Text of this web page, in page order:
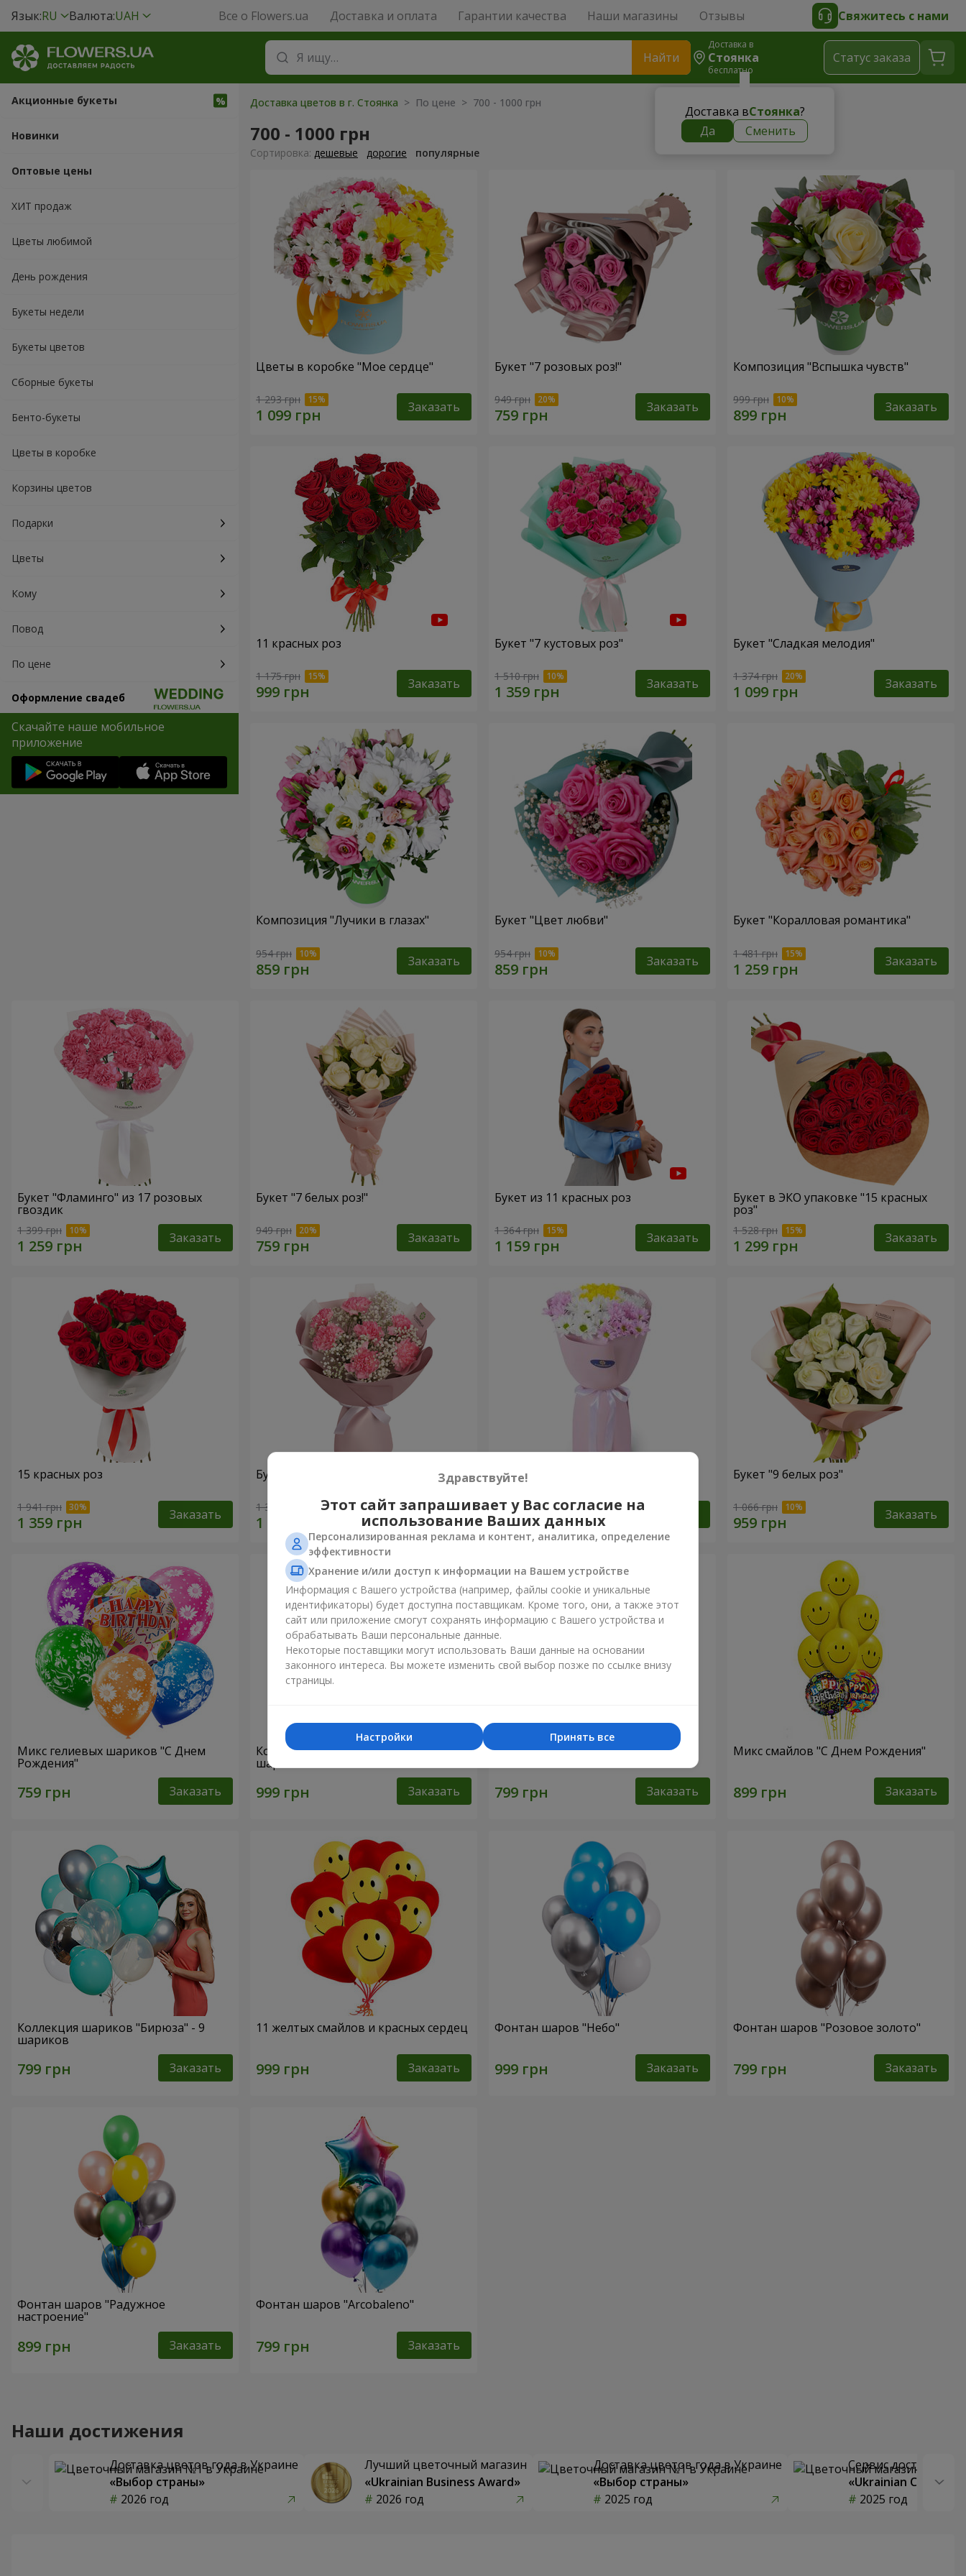
Язык:RU Валюта:UAH Все о Flowers.ua Доставка и оплата Гарантии качества Наши магазины Отзывы Свяжитесь с нами
Найти
Доставка в
Стоянка
бесплатно
Доставка вСтоянка?
Да
Сменить
Cтатус заказа
Акционные букеты
Новинки
Оптовые цены
ХИТ продаж
Цветы любимой
День рождения
Букеты недели
Букеты цветов
Сборные букеты
Бенто-букеты
Цветы в коробке
Корзины цветов
Подарки
Цветы
Кому
Повод
По цене
Оформление свадеб
Скачайте наше мобильное
приложение
Доставка цветов в г. Стоянка > По цене > 700 - 1000 грн
700 - 1000 грн
Cортировка: дешевые дорогие популярные
Цветы в коробке "Мое сердце"
1 293 грн Заказать
Букет "7 розовых роз!"
949 грн Заказать
Композиция "Вспышка чувств"
999 грн Заказать
11 красных роз
1 175 грн Заказать
Букет "7 кустовых роз"
1 510 грн Заказать
Букет "Сладкая мелодия"
1 374 грн Заказать
Композиция "Лучики в глазах"
954 грн Заказать
Букет "Цвет любви"
954 грн Заказать
Букет "Коралловая романтика"
1 481 грн Заказать
Букет "Фламинго" из 17 розовых
гвоздик
1 399 грн Заказать
Букет "7 белых роз!"
949 грн Заказать
Букет из 11 красных роз
1 364 грн Заказать
Букет в ЭКО упаковке "15 красных
роз"
1 528 грн Заказать
15 красных роз
1 941 грн Заказать
Букет "Королева Карибского моря"
1 374 грн Заказать
Букет "Времена года"
1 124 грн
Букет "9 белых роз"
1 066 грн Заказать
Микс гелиевых шариков "C Днем
Рождения"
Заказать
Коллекция шариков "Фламинго" - 9
шариков
Заказать
Шарики "Цифры"
Заказать
Микс смайлов "C Днем Рождения"
Заказать
Коллекция шариков "Бирюза" - 9
шариков
Заказать
11 желтых смайлов и красных сердец
Заказать
Фонтан шаров "Небо"
Заказать
Фонтан шаров "Розовое золото"
Заказать
Фонтан шаров "Радужное
настроение"
Заказать
Фонтан шаров "Arcobaleno"
Заказать
Наши достижения
Доставка цветов года в Украине
«Выбор страны»
2026 год
Лучший цветочный магазин
«Ukrainian Business Award»
2026 год
Доставка цветов года в Украине
«Выбор страны»
2025 год
Сервис доставки
«Ukrainian Choice»
2025 год
Здравствуйте!
Этот сайт запрашивает у Вас согласие на
использование Ваших данных
Персонализированная реклама и контент, аналитика, определение
эффективности
Хранение и/или доступ к информации на Вашем устройстве
Информация с Вашего устройства (например, файлы cookie и уникальные
идентификаторы) будет доступна поставщикам. Кроме того, они, а также этот
сайт или приложение смогут сохранять информацию с Вашего устройства и
обрабатывать Ваши персональные данные.
Некоторые поставщики могут использовать Ваши данные на основании
законного интереса. Вы можете изменить свой выбор позже по ссылке внизу
страницы.
Принять все
Настройки